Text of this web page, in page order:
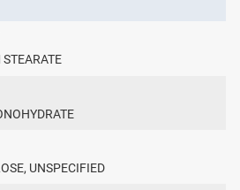
UNSPECIFIED